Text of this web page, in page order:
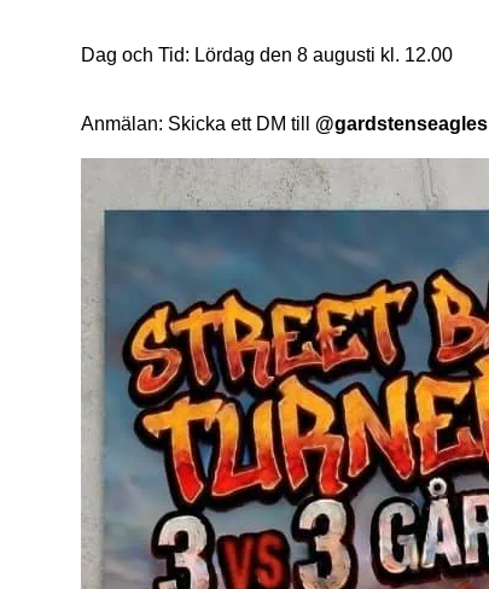
Dag och Tid: Lördag den 8 augusti kl. 12.00
Anmälan: Skicka ett DM till @gardstenseagles